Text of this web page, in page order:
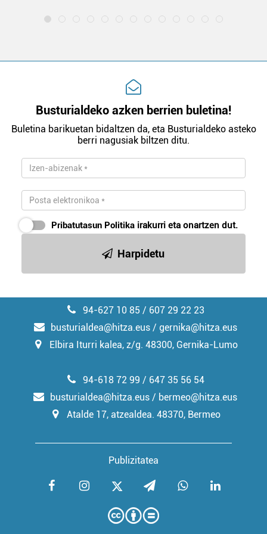
Busturialdeko azken berrien buletina!
Buletina barikuetan bidaltzen da, eta Busturialdeko asteko
berri nagusiak biltzen ditu.
Pribatutasun Politika irakurri eta onartzen dut.
Harpidetu
94-627 10 85 / 607 29 22 23
busturialdea@hitza.eus / gernika@hitza.eus
Elbira Iturri kalea, z/g. 48300, Gernika-Lumo
Publizitatea
94-618 72 99 / 647 35 56 54
busturialdea@hitza.eus / bermeo@hitza.eus
Atalde 17, atzealdea. 48370, Bermeo